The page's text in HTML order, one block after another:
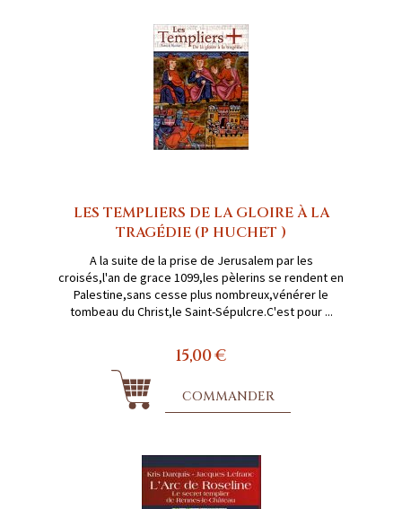
LES TEMPLIERS DE LA GLOIRE À LA
TRAGÉDIE (P HUCHET )
A la suite de la prise de Jerusalem par les
croisés,l'an de grace 1099,les pèlerins se rendent en
Palestine,sans cesse plus nombreux,vénérer le
tombeau du Christ,le Saint-Sépulcre.C'est pour ...
15,00 €
COMMANDER